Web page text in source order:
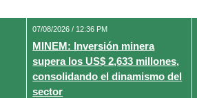
07/08/2026 / 12:36 PM
MINEM: Inversión minera
supera los US$ 2,633 millones,
consolidando el dinamismo del
sector